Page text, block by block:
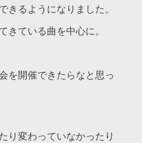
るようになりました。
ている曲を中心に。
を開催できたらなと思っ
り変わっていなかったり